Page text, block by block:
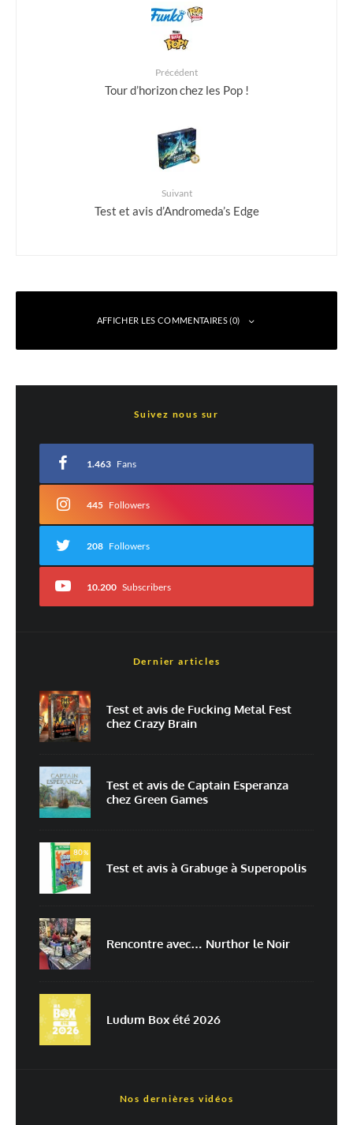
Précédent
Tour d’horizon chez les Pop !
Suivant
Test et avis d’Andromeda’s Edge
AFFICHER LES COMMENTAIRES (0)
*
Commentaire*
E-mail*
Enregistrer mon nom, mon e-mail et mon site dans le navigateur pour
mon prochain commentaire.
Prévenez-moi de tous les nouveaux commentaires par e-mail.
Prévenez-moi de tous les nouveaux articles par e-mail.
traitées
Suivez nous sur
1.463 Fans
445 Followers
208 Followers
10.200 Subscribers
Dernier articles
Test et avis de Fucking Metal Fest
chez Crazy Brain
Test et avis de Captain Esperanza
chez Green Games
80%
Test et avis à Grabuge à Superopolis
Rencontre avec… Nurthor le Noir
Ludum Box été 2026
Nos dernières vidéos